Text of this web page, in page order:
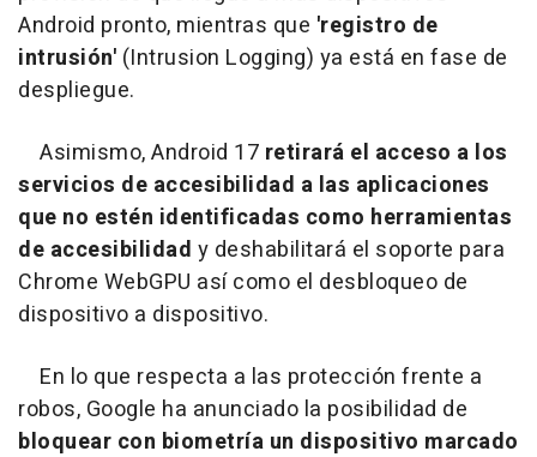
Android pronto, mientras que 'registro de
intrusión' (Intrusion Logging) ya está en fase de
despliegue.
Asimismo, Android 17 retirará el acceso a los
servicios de accesibilidad a las aplicaciones
que no estén identificadas como herramientas
de accesibilidad y deshabilitará el soporte para
Chrome WebGPU así como el desbloqueo de
dispositivo a dispositivo.
En lo que respecta a las protección frente a
robos, Google ha anunciado la posibilidad de
bloquear con biometría un dispositivo marcado